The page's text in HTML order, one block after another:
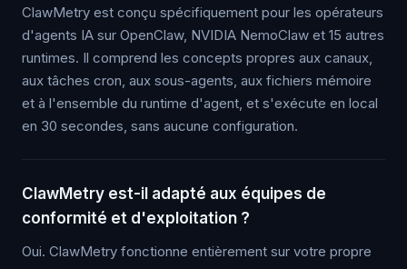
ClawMetry est conçu spécifiquement pour les opérateurs
d'agents IA sur OpenClaw, NVIDIA NemoClaw et 15 autres
runtimes. Il comprend les concepts propres aux canaux,
aux tâches cron, aux sous-agents, aux fichiers mémoire
et à l'ensemble du runtime d'agent, et s'exécute en local
en 30 secondes, sans aucune configuration.
ClawMetry est-il adapté aux équipes de
conformité et d'exploitation ?
Oui. ClawMetry fonctionne entièrement sur votre propre